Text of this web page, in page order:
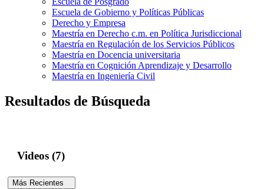
Escuela de Gobierno y Políticas Públicas
Derecho y Empresa
Maestría en Derecho c.m. en Política Jurisdiccional
Maestría en Regulación de los Servicios Públicos
Maestría en Docencia universitaria
Maestría en Cognición Aprendizaje y Desarrollo
Maestría en Ingeniería Civil
Resultados de Búsqueda
Videos (7)
Más Recientes